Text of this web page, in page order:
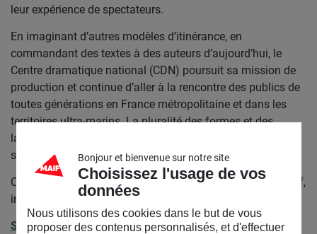
leur expérience de spectateurs.
En imaginant d’autres modèles d’itinérance, en
commandant des textes à des auteurs d’aujourd’hui, le
Centre dramatique national (CDN) poursuit sa mission de
production et continue d’aller à la rencontre des publics de
toutes générations en France métropolitaine et dans les
territoires ultra-marins. La pluralité des formes et des
langages contribue à l’ouverture à de nouveaux
spectateurs.
Ces perspectives se mêlent dans un projet engagé, collectif,
innovant et généreux : la fabrique des partages.
Site internet
Bonjour et bienvenue sur notre site
Choisissez l'usage de vos
données
Nous utilisons des cookies dans le but de vous
proposer des contenus personnalisés, et d'effectuer